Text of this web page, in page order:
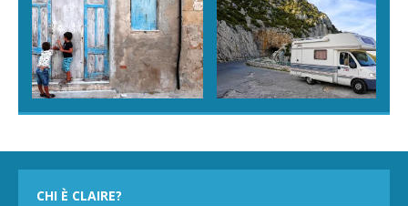
CHI È CLAIRE?